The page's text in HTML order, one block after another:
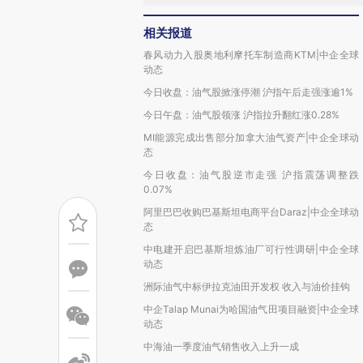
相关报道
春风动力入股奥地利摩托车制造商KTM|中企全球
动态
今日收盘：油气股掀涨停潮 沪指午后走强涨逾1%
今日午盘：油气股领涨 沪指拉升翻红涨0.28%
MI能源完成出售部分加拿大油气资产|中企全球动
态
今日收盘：油气股逆市走强 沪指震荡调整跌
0.07%
阿里巴巴收购巴基斯坦电商平台Daraz|中企全球动
态
中电建开启巴基斯坦炼油厂可行性调研|中企全球
动态
洲际油气中标伊拉克油田开发权 收入与油价挂钩
中企Talap Munai为哈国油气田项目融资|中企全球
动态
中海油一季度油气销售收入上升一成